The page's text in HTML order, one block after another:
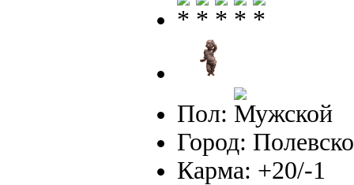
Пол:
Город:
Карма: +20/-1